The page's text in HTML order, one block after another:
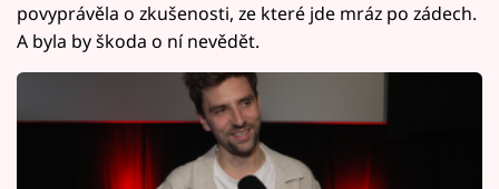
povyprávěla o zkušenosti, ze které jde mráz po zádech.
A byla by škoda o ní nevědět.